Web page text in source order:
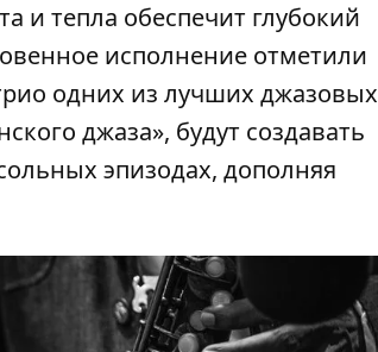
и тепла обеспечит глубокий
исполнение отметили
одних из лучших джазовых
джаза», будут создавать
эпизодах, дополняя